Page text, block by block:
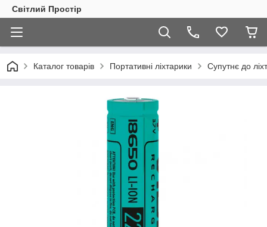
Світлий Простір
Каталог товарів Портативні ліхтарики Супутнє до